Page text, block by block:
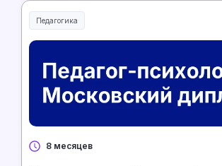
Педагогика
Образование и педагогика
8 месяцев